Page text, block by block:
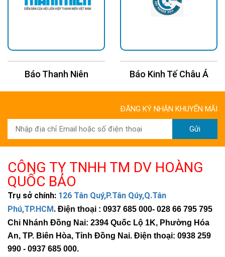
Báo Thanh Niên Báo Kinh Tế Châu Á
ĐĂNG KÝ NHẬN KHUYẾN MÃI
Gửi
CÔNG TY TNHH TM DV HOÀNG
QUỐC BẢO
Trụ sở chính: 126 Tân Quý,P.Tân Qúy,Q.Tân
Phú,TP.HCM. Điện thoại : 0937 685 000- 028 66 795 795
Chi Nhánh Đồng Nai: 2394 Quốc Lộ 1K, Phường Hóa
An, TP. Biên Hòa, Tỉnh Đồng Nai. Điện thoại: 0938 259
990 - 0937 685 000.